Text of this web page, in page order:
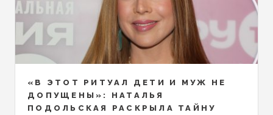
«В ЭТОТ РИТУАЛ ДЕТИ И МУЖ НЕ
ДОПУЩЕНЫ»: НАТАЛЬЯ
ПОДОЛЬСКАЯ РАСКРЫЛА ТАЙНУ